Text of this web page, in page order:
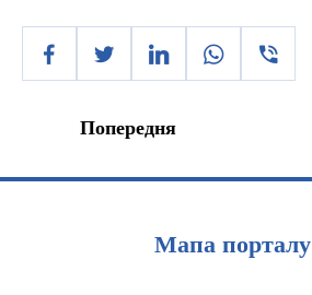
Попередня
Мапа порталу